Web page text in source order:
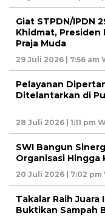
Giat STPDN/IPDN
Khidmat, Presiden
Praja Muda
29 Juli 2026 | 7:56 am
Pelayanan
Ditelantarkan di
28 Juli 2026 | 1:11 pm
SWI Bangun
Organisasi
20 Juli 2026 | 7:02 pm
Takalar Raih Juara
Buktikan Sampah